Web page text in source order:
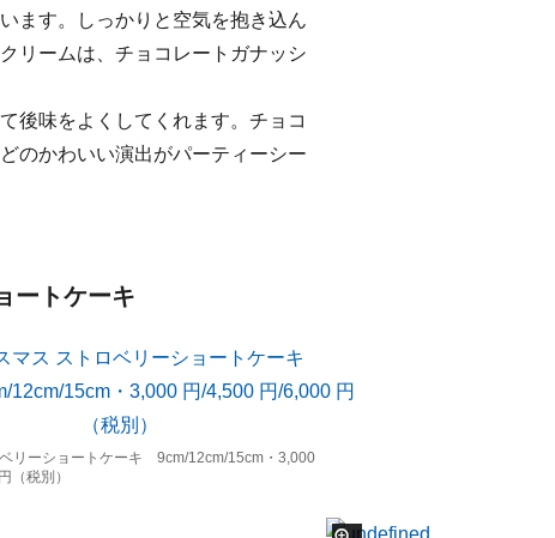
ます。しっかりと空気を抱き込ん
リームは、チョコレートガナッシ
後味をよくしてくれます。チョコ
のかわいい演出がパーティーシー
ートケーキ
リーショートケーキ 9cm/12cm/15cm・3,000
（税別）